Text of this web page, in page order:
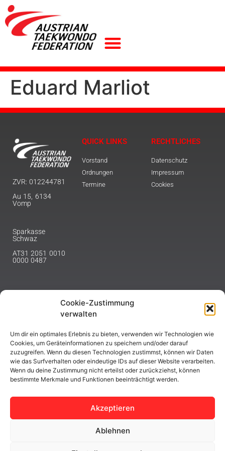
Cookie-Zustimmung
verwalten
Um dir ein optimales Erlebnis zu bieten, verwenden wir Technologien wie
Cookies, um Geräteinformationen zu speichern und/oder darauf
zuzugreifen. Wenn du diesen Technologien zustimmst, können wir Daten
wie das Surfverhalten oder eindeutige IDs auf dieser Website verarbeiten.
Wenn du deine Zustimmung nicht erteilst oder zurückziehst, können
bestimmte Merkmale und Funktionen beeinträchtigt werden.
Akzeptieren
Ablehnen
Eduard Marliot
ZVR: 012244781
Au 15, 6134
Vomp
Sparkasse
Schwaz
AT31 2051 0010
0000 0487
QUICK LINKS
Vorstand
Ordnungen
Termine
RECHTLICHES
Datenschutz
Impressum
Cookies
ABONNIEREN